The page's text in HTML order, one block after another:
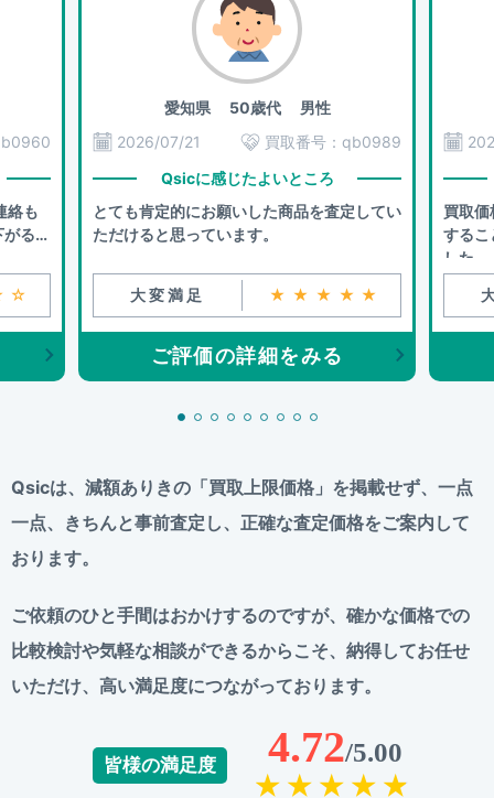
絡も
るこ
愛知県50歳代 男性
2026/07/21
買取番号： qb0989
Qsicに感じたよいところ
とても肯定的にお願いした商品を査定してい
ただけると思っています。
大変満足 ★★★★★
ご評価の詳細をみる
買取
するこ
した。
Qsicは、減額ありきの「買取上限価格」を掲載せず、 一点
一点、きちんと事前査定し、正確な査定価格をご案内して
おります。
ご依頼のひと手間はおかけするのですが、 確かな価格での
比較検討や気軽な相談ができるからこそ、 納得してお任せ
いただけ、高い満足度につながっております。
皆様の満足度 4.72/5.00